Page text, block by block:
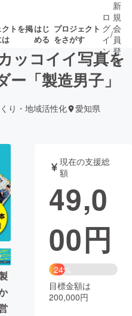
トを掲はじ
める
プロジェクト
をさがす
募集終了が近いプ
ロジェクト
もうすぐ公開
されます
音楽
ット ゲーム・
書籍・雑誌
チャレンジ
化
ロ
グ
イ
ン
/
新
規
会
員
登
録
ッコイイ写真を
「製造男子」
り・地域活性化 愛知県
現在の支援総
額
49,0
00円
24%
目標金額は
200,000円